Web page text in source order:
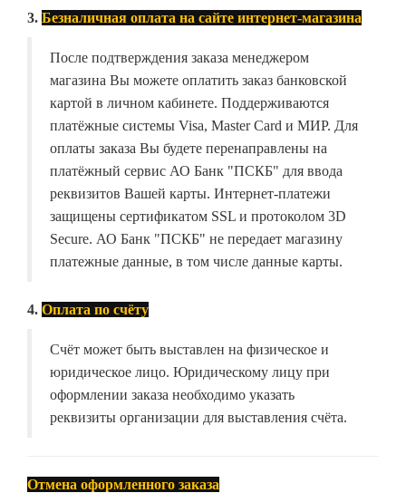
3. Безналичная оплата на сайте интернет-магазина
После подтверждения заказа менеджером
магазина Вы можете оплатить заказ банковской
картой в личном кабинете. Поддерживаются
платёжные системы Visa, Master Card и МИР. Для
оплаты заказа Вы будете перенаправлены на
платёжный сервис АО Банк "ПСКБ" для ввода
реквизитов Вашей карты. Интернет-платежи
защищены сертификатом SSL и протоколом 3D
Secure. АО Банк "ПСКБ" не передает магазину
платежные данные, в том числе данные карты.
4. Оплата по счёту
Счёт может быть выставлен на физическое и
юридическое лицо. Юридическому лицу при
оформлении заказа необходимо указать
реквизиты организации для выставления счёта.
Отмена оформленного заказа